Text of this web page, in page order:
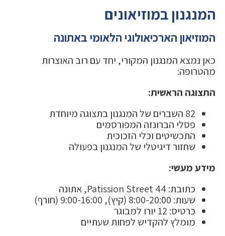
המנגנון במוזיאונים
המוזיאון הארכיאולוגי הלאומי באתונה
כאן נמצא המנגנון המקורי, יחד עם רוב האוצרות
מהטרופה:
התצוגה הראשית:
82 השברים של המנגנון בתצוגה מיוחדת
פסלי הברונזה המפורסמים
התכשיטים וכלי הזכוכית
שחזור דיגיטלי של המנגנון בפעולה
מידע מעשי:
כתובת: 44 Patission Street, אתונה
שעות: 8:00-20:00 (קיץ), 9:00-16:00 (חורף)
כרטיס: 12 יורו למבוגר
מומלץ להקדיש לפחות שעתיים